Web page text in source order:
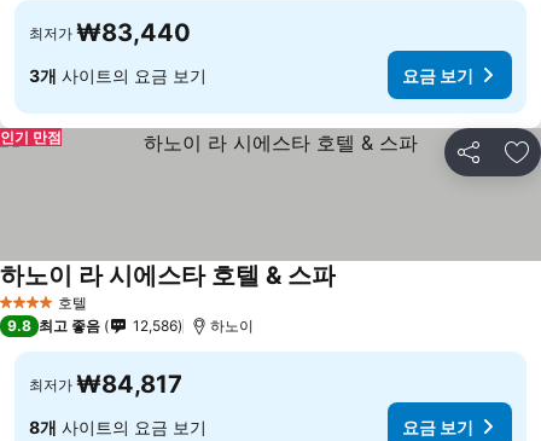
최저가 ₩83,440
3개 사이트의 요금 보기 요금 보기
공유 즐
인기 만점
4 성급 호텔
하노이 라 시에스타 호텔 & 스파
9.8 최고 좋음 12,586 하노이
최저가 ₩84,817
8개 사이트의 요금 보기 요금 보기